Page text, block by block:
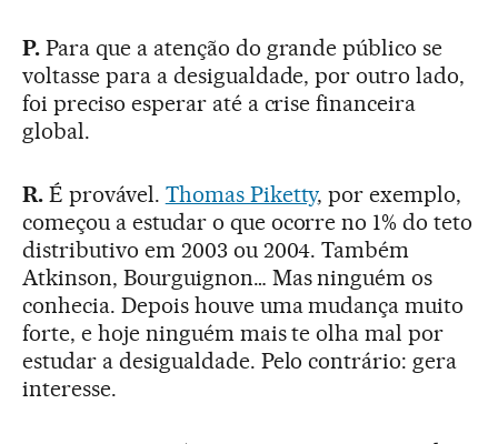
P.Para que a atenção do grande público se
voltasse para a desigualdade, por outro lado,
foi preciso esperar até a crise financeira
global.
R.É provável. Thomas Piketty, por exemplo,
começou a estudar o que ocorre no 1% do teto
distributivo em 2003 ou 2004. Também
Atkinson, Bourguignon… Mas ninguém os
conhecia. Depois houve uma mudança muito
forte, e hoje ninguém mais te olha mal por
estudar a desigualdade. Pelo contrário: gera
interesse.